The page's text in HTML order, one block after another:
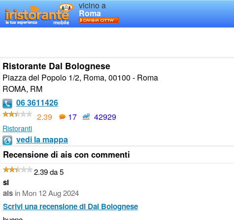
vicino a
Roma
Ristorante Dal Bolognese
Piazza del Popolo 1/2, Roma, 00100 - Roma
ROMA, RM
06 3611426
2.39
17 42929
Ristoranti
vedi la mappa
Recensione di ais con commenti
2.39 da 5
si
ais in Mon 12 Aug 2024
Scrivi una recensione di Dal Bolognese